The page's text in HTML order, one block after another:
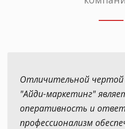
Отличительной
"Айди-маркетинг"
оперативность и
профессионализм